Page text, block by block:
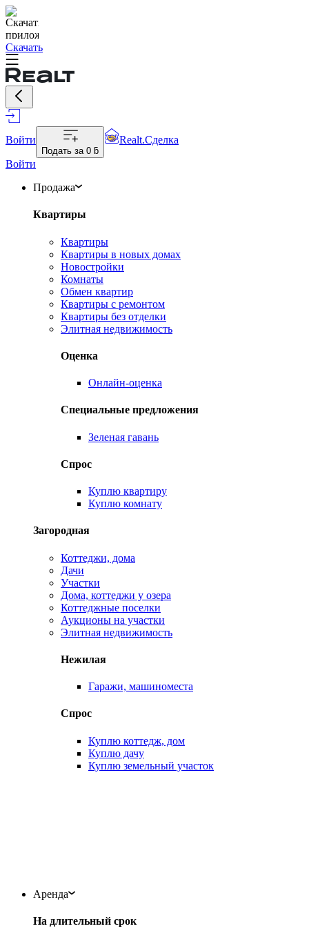
Скачать
Войти
Подать за 0 ƃ
Realt.Сделка
Войти
Продажа
Квартиры
Квартиры
Квартиры в новых домах
Новостройки
Комнаты
Обмен квартир
Квартиры с ремонтом
Квартиры без отделки
Элитная недвижимость
Оценка
Онлайн-оценка
Специальные предложения
Зеленая гавань
Спрос
Куплю квартиру
Куплю комнату
Загородная
Коттеджи, дома
Дачи
Участки
Дома, коттеджи у озера
Коттеджные поселки
Аукционы на участки
Элитная недвижимость
Нежилая
Гаражи, машиноместа
Спрос
Куплю коттедж, дом
Куплю дачу
Куплю земельный участок
Аренда
На длительный срок